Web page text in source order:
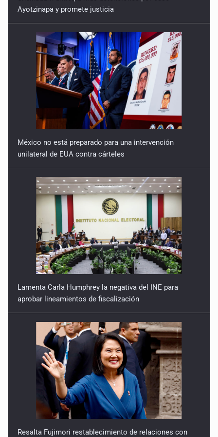
Línea 4, el nuevo barril sin fondo
17 de Febrero de 2026
Cuba, México y el bloqueo
10 de Febrero de 2026
Ayotzinapa y promete justicia
México no está preparado para una intervención
unilateral de EUA contra cárteles
Lamenta Carla Humphrey la negativa del INE para
aprobar lineamientos de fiscalización
Resalta Fujimori restablecimiento de relaciones con